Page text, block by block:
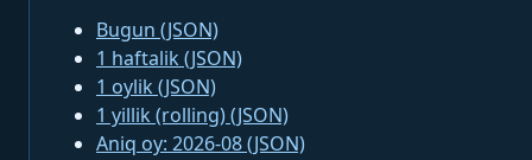
Bugun (JSON)
1 haftalik (JSON)
1 oylik (JSON)
1 yillik (rolling) (JSON)
Aniq oy: 2026-08 (JSON)